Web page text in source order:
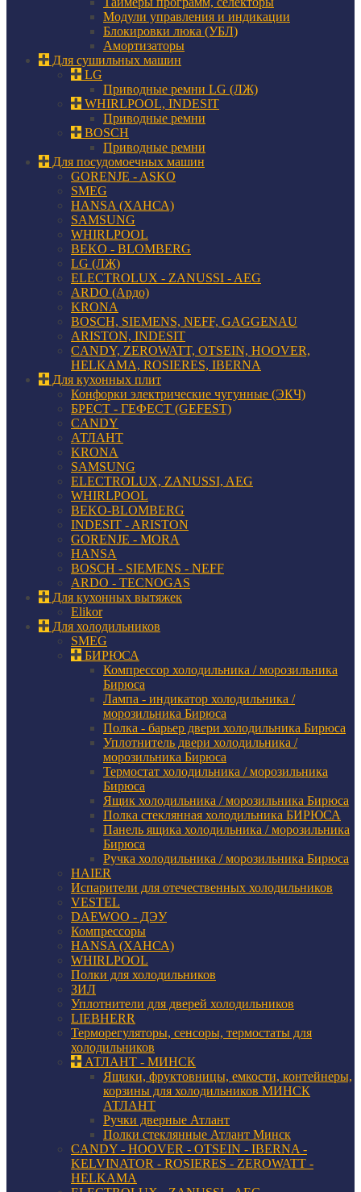
Модули управления и индикации
Блокировки люка (УБЛ)
Амортизаторы
Для сушильных машин
LG
Приводные ремни LG (ЛЖ)
WHIRLPOOL, INDESIT
Приводные ремни
BOSCH
Приводные ремни
Для посудомоечных машин
GORENJE - ASKO
SMEG
HANSA (ХАНСА)
SAMSUNG
WHIRLPOOL
BEKO - BLOMBERG
LG (ЛЖ)
ELECTROLUX - ZANUSSI - AEG
ARDO (Ардо)
KRONA
BOSCH, SIEMENS, NEFF, GAGGENAU
ARISTON, INDESIT
CANDY, ZEROWATT, OTSEIN, HOOVER,
HELKAMA, ROSIERES, IBERNA
Для кухонных плит
Конфорки электрические чугунные (ЭКЧ)
БРЕСТ - ГЕФЕСТ (GEFEST)
CANDY
АТЛАНТ
KRONA
SAMSUNG
ELECTROLUX, ZANUSSI, AEG
WHIRLPOOL
BEKO-BLOMBERG
INDESIT - ARISTON
GORENJE - MORA
HANSA
BOSCH - SIEMENS - NEFF
ARDO - TECNOGAS
Для кухонных вытяжек
Elikor
Для холодильников
SMEG
БИРЮСА
Компрессор холодильника / морозильника
Бирюса
Лампа - индикатор холодильника /
морозильника Бирюса
Полка - барьер двери холодильника Бирюса
Уплотнитель двери холодильника /
морозильника Бирюса
Термостат холодильника / морозильника
Бирюса
Ящик холодильника / морозильника Бирюса
Полка стеклянная холодильника БИРЮСА
Панель ящика холодильника / морозильника
Бирюса
Ручка холодильника / морозильника Бирюса
HAIER
Испарители для отечественных холодильников
VESTEL
DAEWOO - ДЭУ
Компрессоры
HANSA (ХАНСА)
WHIRLPOOL
Полки для холодильников
ЗИЛ
Уплотнители для дверей холодильников
LIEBHERR
Терморегуляторы, сенсоры, термостаты для
холодильников
АТЛАНТ - МИНСК
Ящики, фруктовницы, емкости, контейнеры,
корзины для холодильников МИНСК
АТЛАНТ
Ручки дверные Атлант
Полки стеклянные Атлант Минск
CANDY - HOOVER - OTSEIN - IBERNA -
KELVINATOR - ROSIERES - ZEROWATT -
HELKAMA